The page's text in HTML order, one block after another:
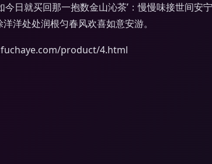
今日就买回那一抱数金山沁茶’：慢慢味接世间
洋处处润根匀春风欢喜如意安游。
product/4.html